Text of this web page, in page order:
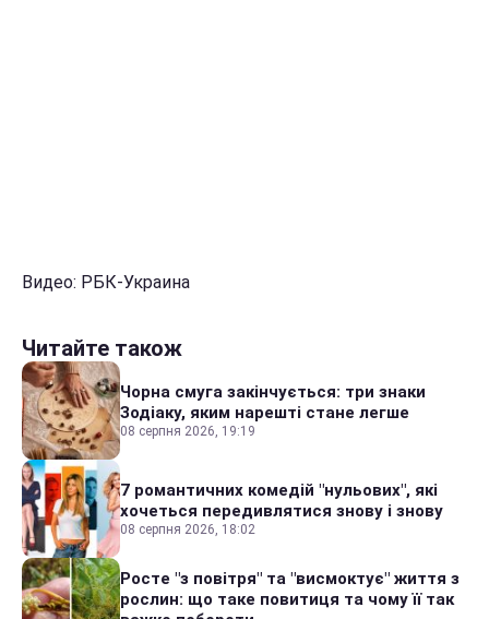
Видео: РБК-Украина
Читайте також
Чорна смуга закінчується: три знаки
Зодіаку, яким нарешті стане легше
08 серпня 2026, 19:19
7 романтичних комедій "нульових", які
хочеться передивлятися знову і знову
08 серпня 2026, 18:02
Росте "з повітря" та "висмоктує" життя з
рослин: що таке повитиця та чому її так